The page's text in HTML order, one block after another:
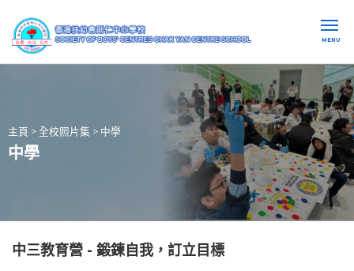
MENU
主頁 > 全校照片集 > 中學
中學
中三教育營 - 鍛鍊自我，訂立目標